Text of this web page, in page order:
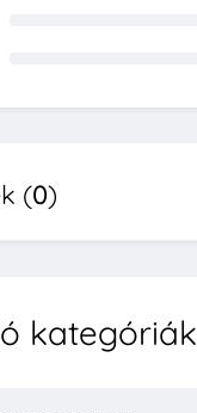
(0)
kategóriák